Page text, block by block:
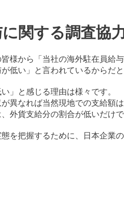
関する調査協
様から「当社の海外駐在員給
低い」と言われているからだ
」と感じる理由は様々です。
異なれば当然現地での支給額
外貨支給分の割合が低いだけ
を把握するために、日本企業